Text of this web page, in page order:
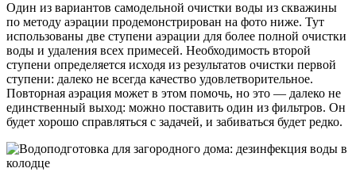
Один из вариантов самодельной очистки воды из скважины
по методу аэрации продемонстрирован на фото ниже. Тут
использованы две ступени аэрации для более полной очистки
воды и удаления всех примесей. Необходимость второй
ступени определяется исходя из результатов очистки первой
ступени: далеко не всегда качество удовлетворительное.
Повторная аэрация может в этом помочь, но это — далеко не
единственный выход: можно поставить один из фильтров. Он
будет хорошо справляться с задачей, и забиваться будет редко.